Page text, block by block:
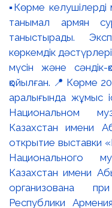
▪️Көрме келушілерді
танымал армян
таныстырады.
көркемдік
мүсін және
қойылған. 📍 Көрме
аралығында жұмыс
Национальном
Казахстан имени
открытие выставки
Национального
Казахстан имени
организована
Республики